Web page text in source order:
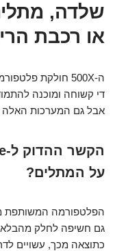
שלדה, מתלים
או רכבת
די קשוחה ומוכנה
אבל גם המערכות האלה
על המתלים?
גם חשיפה לחלק
כתוצאה מכך, עשויים